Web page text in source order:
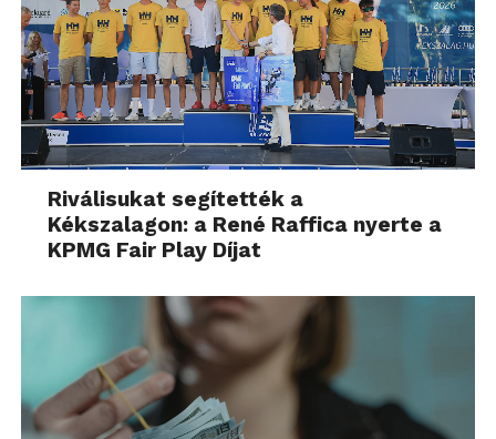
Riválisukat segítették a
Kékszalagon: a René Raffica nyerte a
KPMG Fair Play Díjat